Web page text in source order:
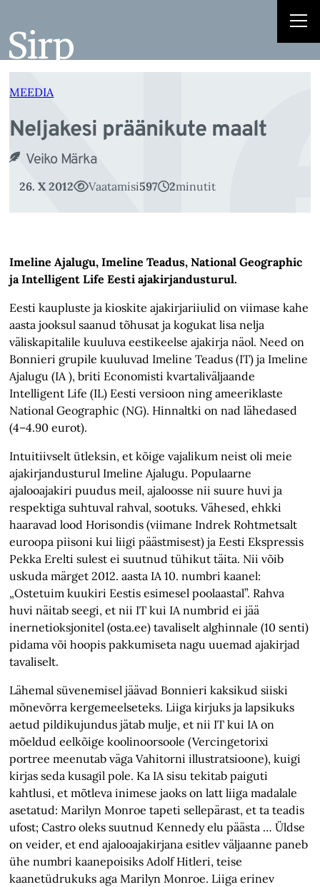
juurde
MEEDIA
Neljakesi präänikute maalt
Veiko Märka
26. X 2012 Vaatamisi597 2minutit
Imeline Ajalugu, Imeline Teadus, National Geographic
ja Intelligent Life Eesti ajakirjandusturul.
Eesti kaupluste ja kioskite ajakirjariiulid on viimase kahe
aasta jooksul saanud tõhusat ja kogukat lisa nelja
väliskapitalile kuuluva eestikeelse ajakirja näol. Need on
Bonnieri grupile kuuluvad Imeline Teadus (IT) ja Imeline
Ajalugu (IA ), briti Economisti kvartaliväljaande
Intelligent Life (IL) Eesti versioon ning ameeriklaste
National Geographic (NG). Hinnaltki on nad lähedased
(4–4.90 eurot).
Intuitiivselt ütleksin, et kõige vajalikum neist oli meie
ajakirjandusturul Imeline Ajalugu. Populaarne
ajalooajakiri puudus meil, ajaloosse nii suure huvi ja
respektiga suhtuval rahval, sootuks. Vähesed, ehkki
haaravad lood Horisondis (viimane Indrek Rohtmetsalt
euroopa piisoni kui liigi päästmisest) ja Eesti Ekspressis
Pekka Erelti sulest ei suutnud tühikut täita. Nii võib
uskuda märget 2012. aasta IA 10. numbri kaanel:
„Ostetuim kuukiri Eestis esimesel poolaastal”. Rahva
huvi näitab seegi, et nii IT kui IA numbrid ei jää
inernetioksjonitel (osta.ee) tavaliselt alghinnale (10 senti)
pidama või hoopis pakkumiseta nagu uuemad ajakirjad
tavaliselt.
Lähemal süvenemisel jäävad Bonnieri kaksikud siiski
mõnevõrra kergemeelseteks. Liiga kirjuks ja lapsikuks
aetud pildikujundus jätab mulje, et nii IT kui IA on
mõeldud eelkõige koolinoorsoole (Vercingetorixi
portree meenutab väga Vahitorni illustratsioone), kuigi
kirjas seda kusagil pole. Ka IA sisu tekitab paiguti
kahtlusi, et mõtleva inimese jaoks on latt liiga madalale
asetatud: Marilyn Monroe tapeti sellepärast, et ta teadis
ufost; Castro oleks suutnud Kennedy elu päästa … Üldse
on veider, et end ajalooajakirjana esitlev väljaanne paneb
ühe numbri kaanepoisiks Adolf Hitleri, teise
kaanetüdrukuks aga Marilyn Monroe. Liiga erinev